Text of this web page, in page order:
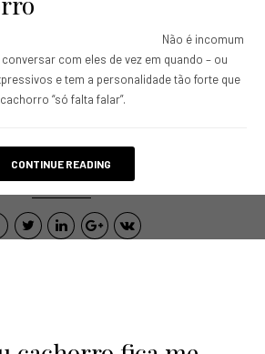
Não é incomum
com eles de vez em quando – ou
e tem a personalidade tão forte que
“só falta falar”.
CONTINUE READING